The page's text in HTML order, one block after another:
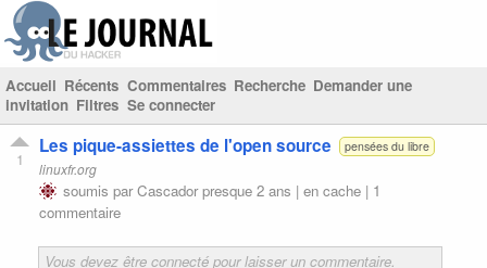
Accueil Récents Commentaires Recherche Demander une
invitation Filtres Se connecter
1
Les pique-assiettes de l'open source pensées du libre
linuxfr.org
soumis parCascadorpresque 2 ans | en cache | 1
commentaire